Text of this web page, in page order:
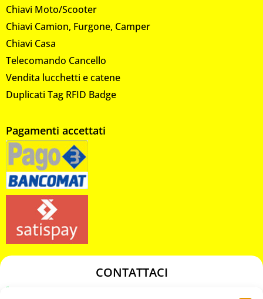
Chiavi Moto/Scooter
Chiavi Camion, Furgone, Camper
Chiavi Casa
Telecomando Cancello
Vendita lucchetti e catene
Duplicati Tag RFID Badge
Pagamenti accettati
CONTATTACI